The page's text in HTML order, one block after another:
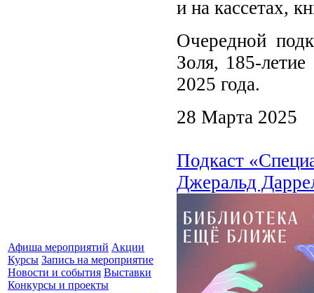
Афиша мероприятий Акции
Курсы Запись на мероприятие
Новости и события Выставки
Конкурсы и проекты
и на кассетах,
Очередной
Золя, 185-
2025 года.
28 Марта 2025
Подкаст
Джеральд